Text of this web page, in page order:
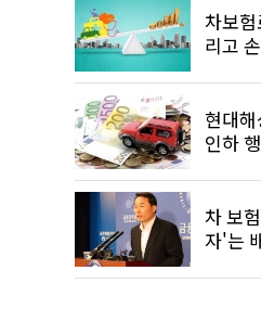
차보
리고
현대
인하
차 보
자'는